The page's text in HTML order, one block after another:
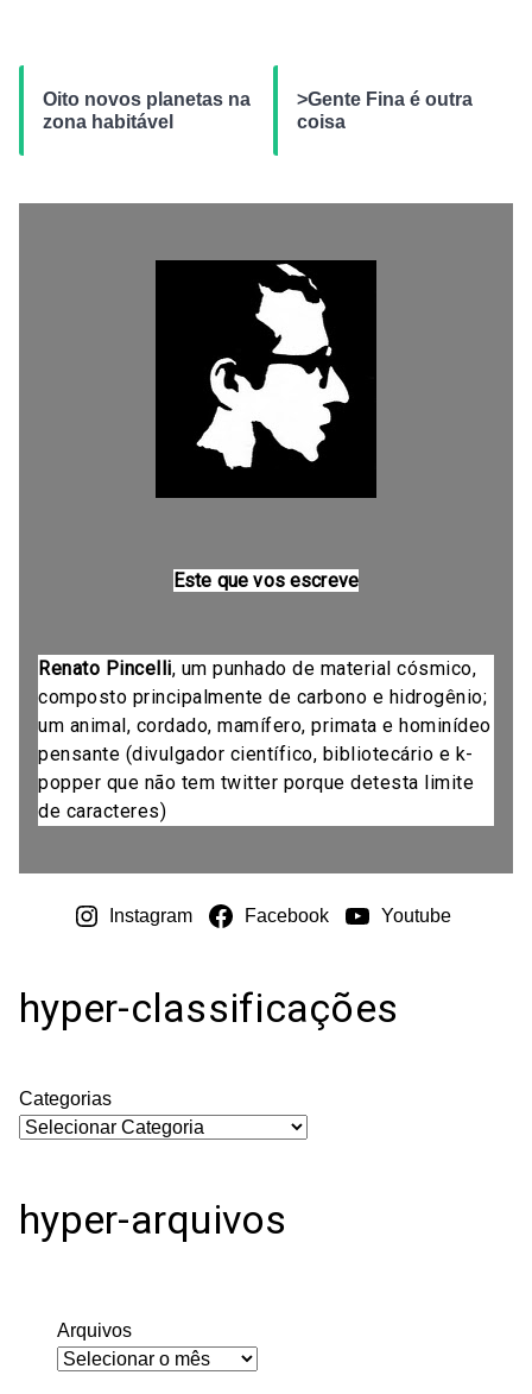
Oito novos planetas na
zona habitável
>Gente Fina é outra
coisa
Este que vos escreve
Renato Pincelli, um punhado de material cósmico,
composto principalmente de carbono e hidrogênio;
um animal, cordado, mamífero, primata e hominídeo
pensante (divulgador científico, bibliotecário e k-
popper que não tem twitter porque detesta limite
de caracteres)
Instagram Facebook Youtube
hyper-classificações
Categorias
hyper-arquivos
Arquivos